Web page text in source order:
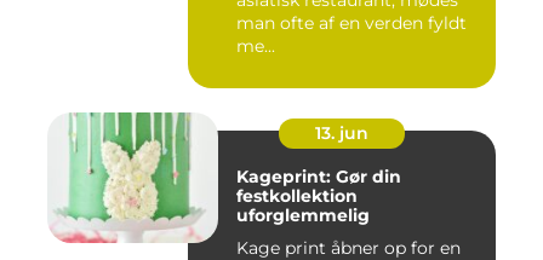
man ofte af en verden fyldt
me...
13. jun
Kageprint: Gør din
festkollektion
uforglemmelig
Kage print åbner op for en